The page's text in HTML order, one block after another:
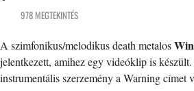
978 MEGTEKINTÉS
A szimfonikus/melodikus death metalos
jelentkezett, amihez egy videóklip is
instrumentális szerzemény a Warning címet